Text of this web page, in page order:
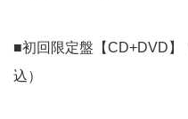
■初回限定盤【CD+DVD
込）